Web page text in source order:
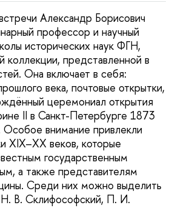
Александр Борисович
профессор и научный
исторических наук ФГН,
коллекции, представленной в
Она включает в себя:
века, почтовые открытки,
церемониал открытия
II в Санкт-Петербурге 1873
Особое внимание привлекли
XIX–XX веков, которые
государственным
а также представителям
Среди них можно выделить
Н. В. Склифософский, П. И.